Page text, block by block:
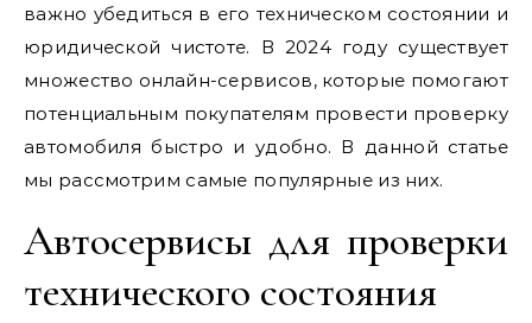
важно убедиться в его техническом состоянии и
юридической чистоте. В 2024 году существует
множество онлайн-сервисов, которые помогают
потенциальным покупателям провести проверку
автомобиля быстро и удобно. В данной статье
мы рассмотрим самые популярные из них.
Автосервисы для проверки
технического состояния